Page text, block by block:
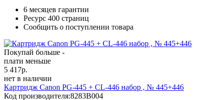
6 месяцев гарантии
Ресурс 400 страниц
Сообщить о поступлении товара
Покупай больше -
плати меньше
5 417р.
нет в наличии
Картридж Canon PG-445 + CL-446 набор , № 445+446
Код производителя:8283B004